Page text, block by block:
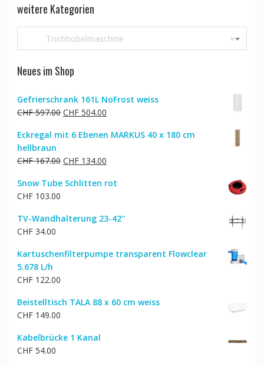
weitere Kategorien
×
Tischhobelmaschine
Neues im Shop
Gefrierschrank 161L NoFrost weiss
CHF597.00 Ursprünglicher
war:
CHF504.00Aktueller
ist:
Eckregal mit 6 Ebenen MARKUS 40 x 180 cm
hellbraun
CHF167.00 Ursprünglicher
war:
CHF134.00Aktueller
ist:
Snow Tube Schlitten rot
CHF103.00
TV-Wandhalterung 23-42''
CHF34.00
Kartuschenfilterpumpe transparent Flowclear
5.678 L/h
CHF122.00
Beistelltisch TALA 88 x 60 cm weiss
CHF149.00
Kabelbrücke 1 Kanal
CHF54.00